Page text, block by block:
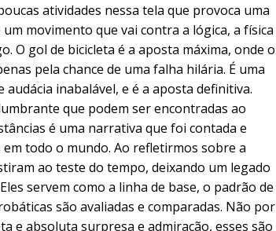
atividades nessa tela que provoca uma
movimento que vai contra a lógica, a física
O gol de bicicleta é a aposta máxima, onde o
pela chance de uma falha hilária. É uma
inabalável, e é a aposta definitiva.
que podem ser encontradas ao
é uma narrativa que foi contada e
todo o mundo. Ao refletirmos sobre a
ao teste do tempo, deixando um legado
servem como a linha de base, o padrão de
são avaliadas e comparadas. Não por
e absoluta surpresa e admiração, esses são